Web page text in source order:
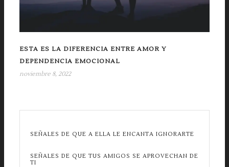
ESTA ES LA DIFERENCIA ENTRE AMOR Y
DEPENDENCIA EMOCIONAL
noviembre 8, 2022
SEÑALES DE QUE A ELLA LE ENCANTA IGNORARTE
SEÑALES DE QUE TUS AMIGOS SE APROVECHAN DE
TI